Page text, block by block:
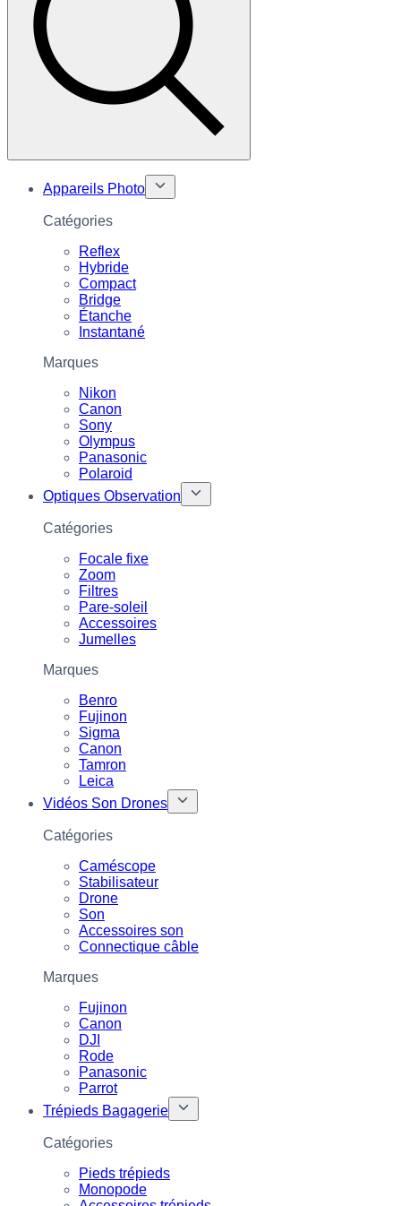
Appareils Photo
Catégories
Reflex
Hybride
Compact
Bridge
Étanche
Instantané
Marques
Nikon
Canon
Sony
Olympus
Panasonic
Polaroid
Optiques Observation
Catégories
Focale fixe
Zoom
Filtres
Pare-soleil
Accessoires
Jumelles
Marques
Benro
Fujinon
Sigma
Canon
Tamron
Leica
Vidéos Son Drones
Catégories
Caméscope
Stabilisateur
Drone
Son
Accessoires son
Connectique câble
Marques
Fujinon
Canon
DJI
Rode
Panasonic
Parrot
Trépieds Bagagerie
Catégories
Pieds trépieds
Monopode